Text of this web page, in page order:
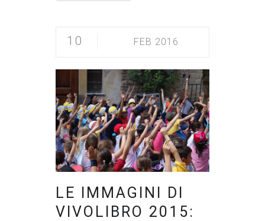
10 FEB 2016
LE IMMAGINI DI
VIVOLIBRO 2015: